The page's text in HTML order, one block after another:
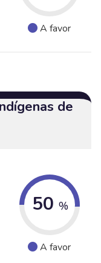
A favor
de
50 %
A favor